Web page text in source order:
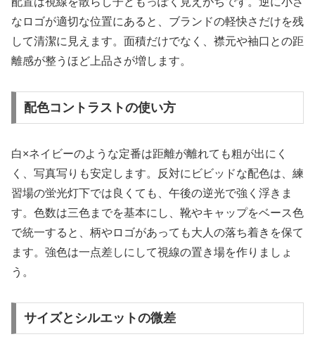
なロゴが適切な位置にあると、ブランドの軽快さだけを残
して清潔に見えます。面積だけでなく、襟元や袖口との距
離感が整うほど上品さが増します。
配色コントラストの使い方
白×ネイビーのような定番は距離が離れても粗が出にく
く、写真写りも安定します。反対にビビッドな配色は、練
習場の蛍光灯下では良くても、午後の逆光で強く浮きま
す。色数は三色までを基本にし、靴やキャップをベース色
で統一すると、柄やロゴがあっても大人の落ち着きを保て
ます。強色は一点差しにして視線の置き場を作りましょ
う。
サイズとシルエットの微差